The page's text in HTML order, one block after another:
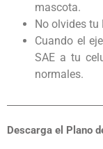
mascota.
No olvides tu
Cuando el
SAE a tu
normales.
Descarga el Plano